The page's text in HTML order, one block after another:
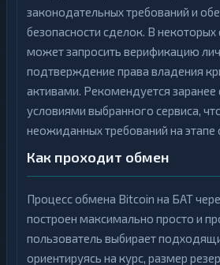
законодательных требований и
безопасности сделок. В
может запросить верификацию
подтверждение права владения
активами. Рекомендуется заранее
условиями выбранного сервиса,
неожиданных требований на этапе
Как проходит обмен
Процесс обмена Bitcoin на БАТ
построен максимально просто и
пользователь выбирает
ориентируясь на курс, размер